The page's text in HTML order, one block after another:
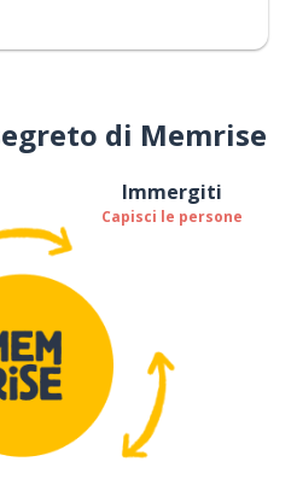
di Memrise
Immergiti
Capisci le persone